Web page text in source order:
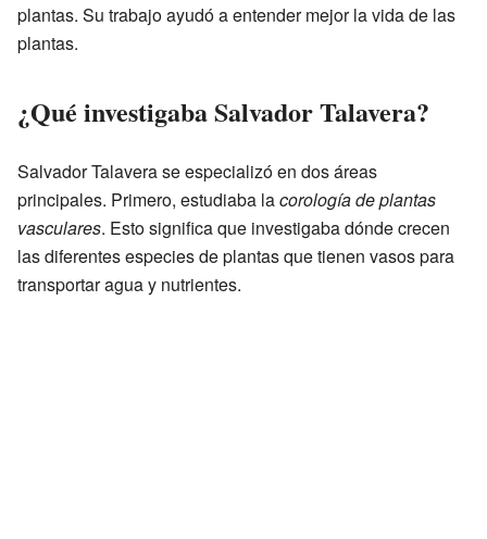
plantas. Su trabajo ayudó a entender mejor la vida de las
plantas.
¿Qué investigaba Salvador Talavera?
Salvador Talavera se especializó en dos áreas
principales. Primero, estudiaba lacorología de plantas
vasculares. Esto significa que investigaba dónde crecen
las diferentes especies de plantas que tienen vasos para
transportar agua y nutrientes.